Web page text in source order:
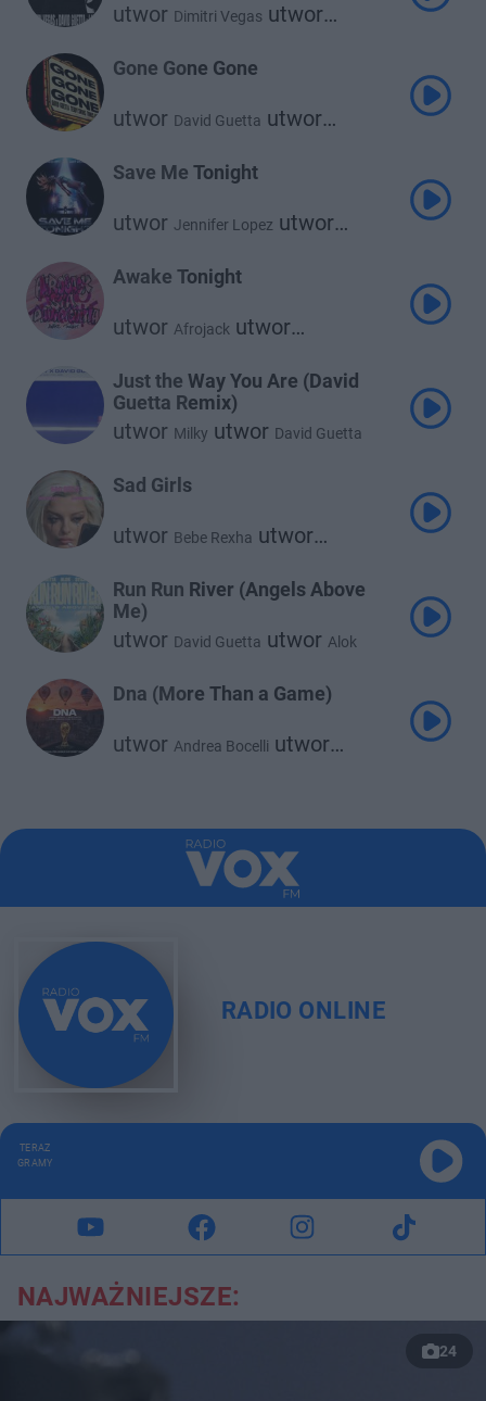
utwor Dimitri Vegas utwor
Gone Gone Gone
utwor David Guetta utwor
Save Me Tonight
utwor Jennifer Lopez utwor
Awake Tonight
utwor Afrojack utwor
Just the Way You Are (David
Guetta Remix)
utwor Milky utwor David Guetta
Sad Girls
utwor Bebe Rexha utwor
Run Run River (Angels Above
Me)
utwor David Guetta utwor Alok
Dna (More Than a Game)
utwor Andrea Bocelli utwor
RADIO ONLINE
TERAZ
GRAMY
NAJWAŻNIEJSZE:
24